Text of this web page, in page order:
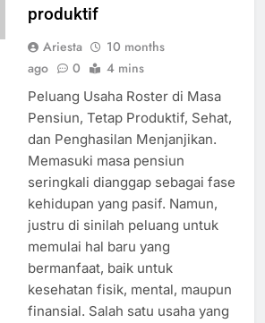
produktif
Ariesta
10 months
ago
0 4 mins
Peluang Usaha Roster di Masa
Pensiun, Tetap Produktif, Sehat,
dan Penghasilan Menjanjikan.
Memasuki masa pensiun
seringkali dianggap sebagai fase
kehidupan yang pasif. Namun,
justru di sinilah peluang untuk
memulai hal baru yang
bermanfaat, baik untuk
kesehatan fisik, mental, maupun
finansial. Salah satu usaha yang